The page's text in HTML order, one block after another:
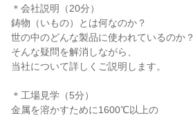
＊会社説明（20分）
鋳物（いもの）とは何なのか？
世の中のどんな製品に使われているのか？
そんな疑問を解消しながら、
当社について詳しくご説明します。
＊工場見学（5分）
金属を溶かすために1600℃以上の